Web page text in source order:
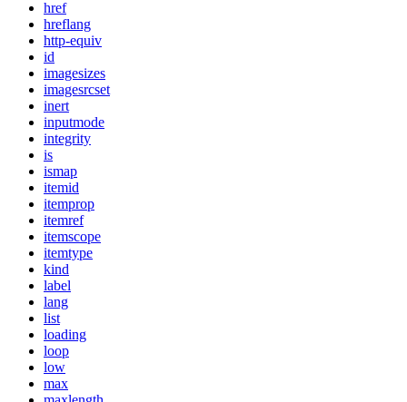
href
hreflang
http-equiv
id
imagesizes
imagesrcset
inert
inputmode
integrity
is
ismap
itemid
itemprop
itemref
itemscope
itemtype
kind
label
lang
list
loading
loop
low
max